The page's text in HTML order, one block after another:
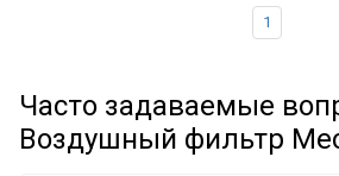
1
Часто задаваемые
Воздушный фильтр